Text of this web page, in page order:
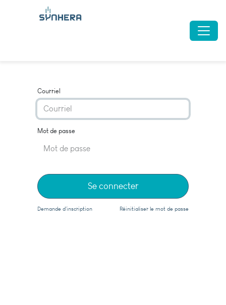
Courriel
Mot de passe
Se connecter
Demande d'inscription Réinitialiser le mot de passe